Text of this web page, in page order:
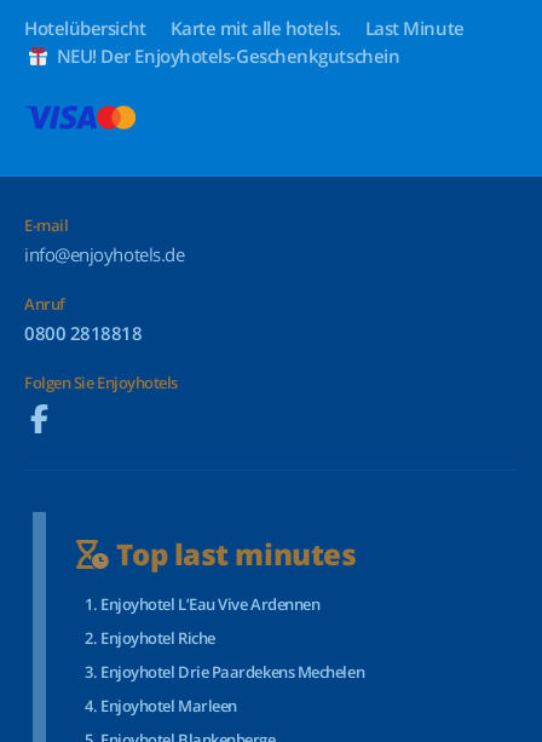
Hotelübersicht Karte mit alle hotels.
Last Minute
NEU! Der Enjoyhotels-Geschenkgutschein
E-mail
info@enjoyhotels.de
Anruf
0800 2818818
Folgen Sie Enjoyhotels
Top last minutes
Enjoyhotel L’Eau Vive Ardennen
Enjoyhotel Riche
Enjoyhotel Drie Paardekens Mechelen
Enjoyhotel Marleen